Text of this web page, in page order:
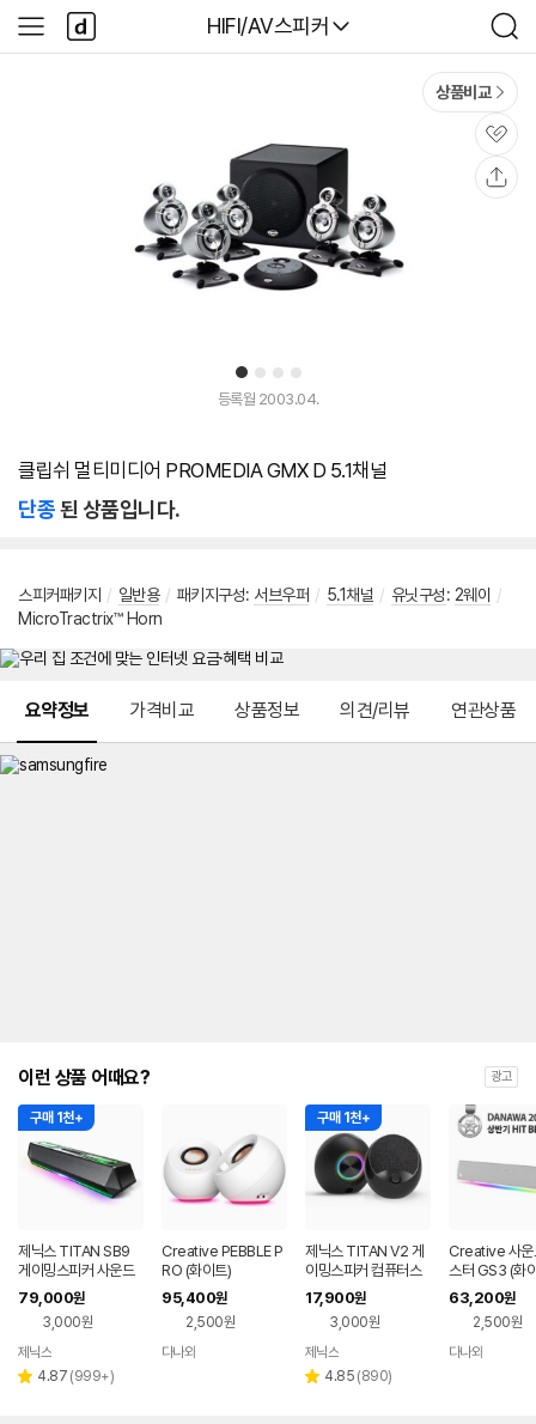
다나와
HIFI/AV스피커
검
색
사
이
다
나
와
1 2 3 4
상품비교
관
심
등록월 2003.04.
클립쉬 멀티미디어 PROMEDIA GMX D 5.1채널
단종된 상품입니다.
스피커패키지 / 일반용 / 패키지구성: 서브우퍼 / 5.1채널 / 유닛구성: 2웨이
/
MicroTractrix™ Horn
요약정보 가격비교 상품정보 의견/리뷰 연관상품
이런 상품 어때요? 광고
구매 1천+
제닉스 TITAN SB9
게이밍스피커 사운드
바 컴퓨터스피커
79,000원
3,000원
페이
제닉스
별 4.87 리
(999+)
Creative PEBBLE P
RO (화이트)
95,400원
2,500원
다나와
구매 1천+
제닉스 TITAN V2 게
이밍스피커 컴퓨터스
피커
17,900원
3,000원
페이
제닉스
별 4.85 리
(890)
Creative 사운
스터 GS3 (화
63,200원
2,500원
다나와